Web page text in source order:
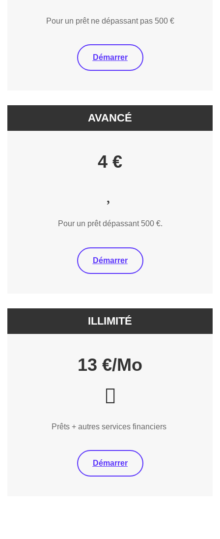
Pour un prêt ne dépassant pas 500 €
Démarrer
AVANCÉ
4 €
Pour un prêt dépassant 500 €.
Démarrer
ILLIMITÉ
13 €/Mo
Prêts + autres services financiers
Démarrer